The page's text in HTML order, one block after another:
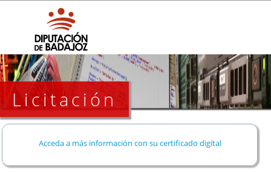
Licitación
Acceda a más información con su certificado digital